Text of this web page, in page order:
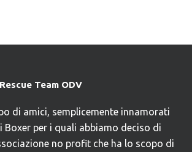
Team ODV
di amici, semplicemente innamorati
Boxer per i quali abbiamo deciso di
no profit che ha lo scopo di